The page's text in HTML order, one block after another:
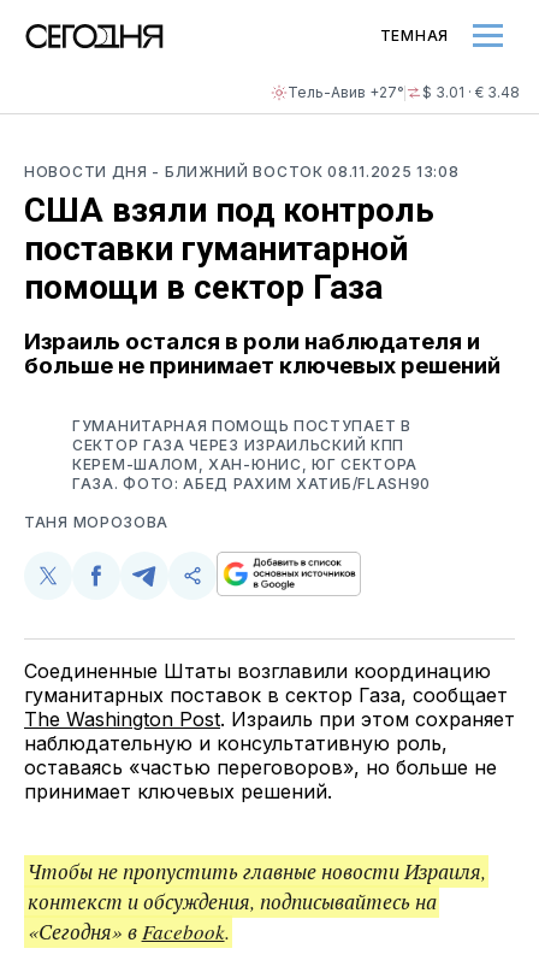
Тель-Авив +27° $ 3.01 · € 3.48
ТЕМНАЯ
НОВОСТИ ДНЯ - БЛИЖНИЙ ВОСТОК08.11.2025 13:08
США взяли под контроль
поставки гуманитарной
помощи в сектор Газа
Израиль остался в роли наблюдателя и
больше не принимает ключевых решений
ГУМАНИТАРНАЯ ПОМОЩЬ ПОСТУПАЕТ В
СЕКТОР ГАЗА ЧЕРЕЗ ИЗРАИЛЬСКИЙ КПП
КЕРЕМ-ШАЛОМ, ХАН-ЮНИС, ЮГ СЕКТОРА
ГАЗА. ФОТО: АБЕД РАХИМ ХАТИБ/FLASH90
ТАНЯ МОРОЗОВА
Поделиться
Twitter
Поделиться
Facebook
Поделиться
Telegram
Скопируйте
поделитесь
Соединенные Штаты возглавили координацию
гуманитарных поставок в сектор Газа, сообщает
The Washington Post. Израиль при этом сохраняет
наблюдательную и консультативную роль,
оставаясь «частью переговоров», но больше не
принимает ключевых решений.
Чтобы не пропустить главные новости Израиля,
контекст и обсуждения, подписывайтесь на
«Сегодня» вFacebook.